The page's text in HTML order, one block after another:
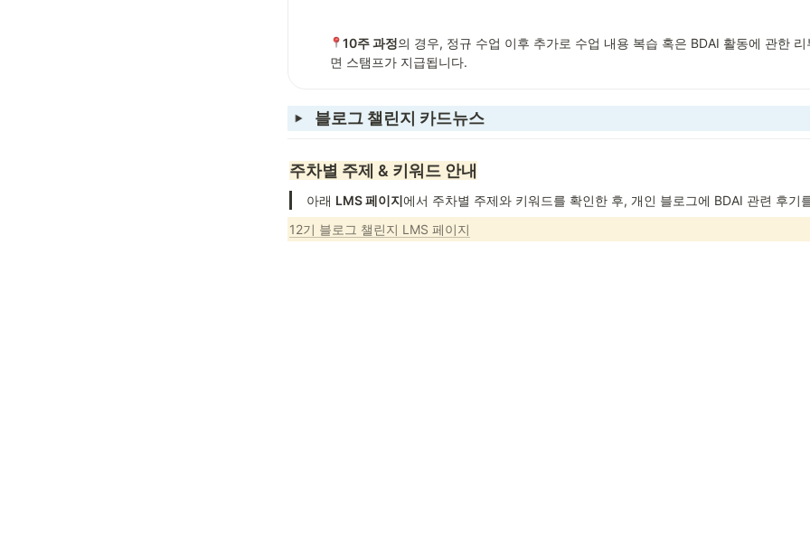
10주 과정의 경우, 정규 수업 이후 추가로 수업 내용 복습 혹은 BDAI 활동에 관한
면 스탬프가 지급됩니다.
블로그 챌린지 카드뉴스
주차별 주제 & 키워드 안내
아래 LMS 페이지에서 주차별 주제와 키워드를 확인한 후, 개인 블로그에 BDAI 관련 후기
12기 블로그 챌린지 LMS 페이지